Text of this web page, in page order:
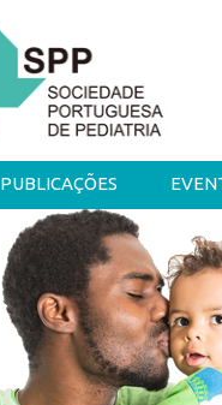
PUBLICAÇÕES